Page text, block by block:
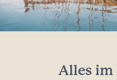
Alles im